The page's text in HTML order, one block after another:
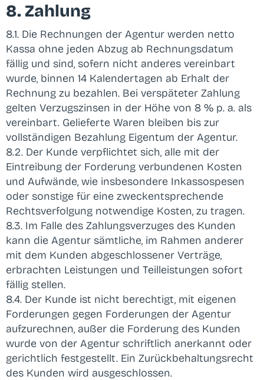
8. Zahlung
8.1. Die Rechnungen der Agentur werden netto
Kassa ohne jeden Abzug ab Rechnungsdatum
fällig und sind, sofern nicht anderes vereinbart
wurde, binnen 14 Kalendertagen ab Erhalt der
Rechnung zu bezahlen. Bei verspäteter Zahlung
gelten Verzugszinsen in der Höhe von 8 % p. a. als
vereinbart. Gelieferte Waren bleiben bis zur
vollständigen Bezahlung Eigentum der Agentur.
8.2. Der Kunde verpflichtet sich, alle mit der
Eintreibung der Forderung verbundenen Kosten
und Aufwände, wie insbesondere Inkassospesen
oder sonstige für eine zweckentsprechende
Rechtsverfolgung notwendige Kosten, zu tragen.
8.3. Im Falle des Zahlungsverzuges des Kunden
kann die Agentur sämtliche, im Rahmen anderer
mit dem Kunden abgeschlossener Verträge,
erbrachten Leistungen und Teilleistungen sofort
fällig stellen.
8.4. Der Kunde ist nicht berechtigt, mit eigenen
Forderungen gegen Forderungen der Agentur
aufzurechnen, außer die Forderung des Kunden
wurde von der Agentur schriftlich anerkannt oder
gerichtlich festgestellt. Ein Zurückbehaltungsrecht
des Kunden wird ausgeschlossen.